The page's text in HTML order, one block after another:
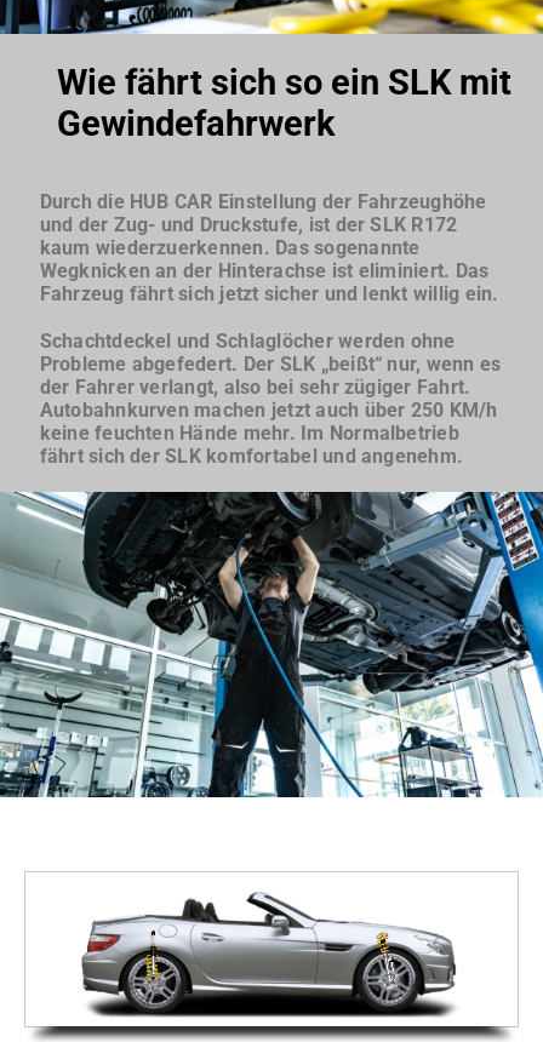
Wie fährt sich so ein SLK mit
Gewindefahrwerk
Durch die HUB CAR Einstellung der Fahrzeughöhe
und der Zug- und Druckstufe, ist der SLK R172
kaum wiederzuerkennen. Das sogenannte
Wegknicken an der Hinterachse ist eliminiert. Das
Fahrzeug fährt sich jetzt sicher und lenkt willig ein.
Schachtdeckel und Schlaglöcher werden ohne
Probleme abgefedert. Der SLK „beißt“ nur, wenn es
der Fahrer verlangt, also bei sehr zügiger Fahrt.
Autobahnkurven machen jetzt auch über 250 KM/h
keine feuchten Hände mehr. Im Normalbetrieb
fährt sich der SLK komfortabel und angenehm.